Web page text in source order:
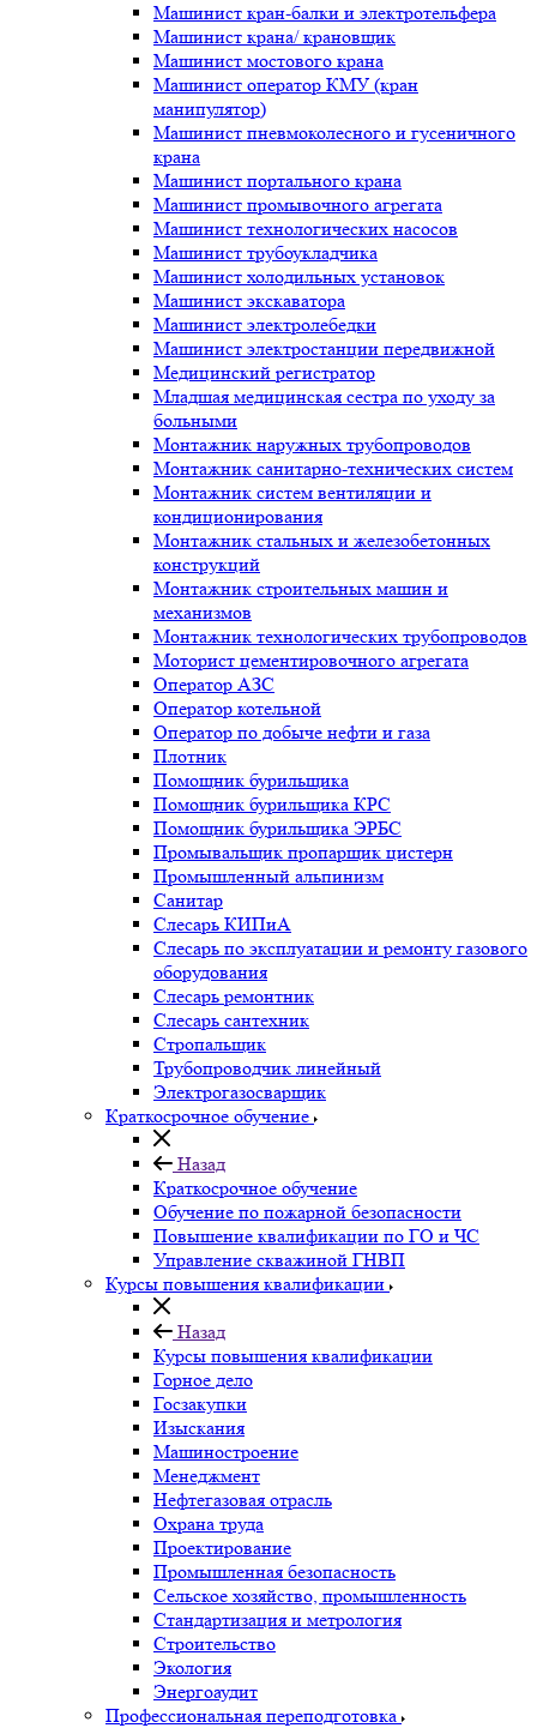
Машинист кран-балки и электротельфера
Машинист крана/ крановщик
Машинист мостового крана
Машинист оператор КМУ (кран
манипулятор)
Машинист пневмоколесного и гусеничного
крана
Машинист портального крана
Машинист промывочного агрегата
Машинист технологических насосов
Машинист трубоукладчика
Машинист холодильных установок
Машинист экскаватора
Машинист электролебедки
Машинист электростанции передвижной
Медицинский регистратор
Младшая медицинская сестра по уходу за
больными
Монтажник наружных трубопроводов
Монтажник санитарно-технических систем
Монтажник систем вентиляции и
кондиционирования
Монтажник стальных и железобетонных
конструкций
Монтажник строительных машин и
механизмов
Монтажник технологических трубопроводов
Моторист цементировочного агрегата
Оператор АЗС
Оператор котельной
Оператор по добыче нефти и газа
Плотник
Помощник бурильщика
Помощник бурильщика КРС
Помощник бурильщика ЭРБС
Промывальщик пропарщик цистерн
Промышленный альпинизм
Санитар
Слесарь КИПиА
Слесарь по эксплуатации и ремонту газового
оборудования
Слесарь ремонтник
Слесарь сантехник
Стропальщик
Трубопроводчик линейный
Электрогазосварщик
Краткосрочное обучение
Назад
Краткосрочное обучение
Обучение по пожарной безопасности
Повышение квалификации по ГО и ЧС
Управление скважиной ГНВП
Курсы повышения квалификации
Назад
Курсы повышения квалификации
Горное дело
Госзакупки
Изыскания
Машиностроение
Менеджмент
Нефтегазовая отрасль
Охрана труда
Проектирование
Промышленная безопасность
Сельское хозяйство, промышленность
Стандартизация и метрология
Строительство
Экология
Энергоаудит
Профессиональная переподготовка